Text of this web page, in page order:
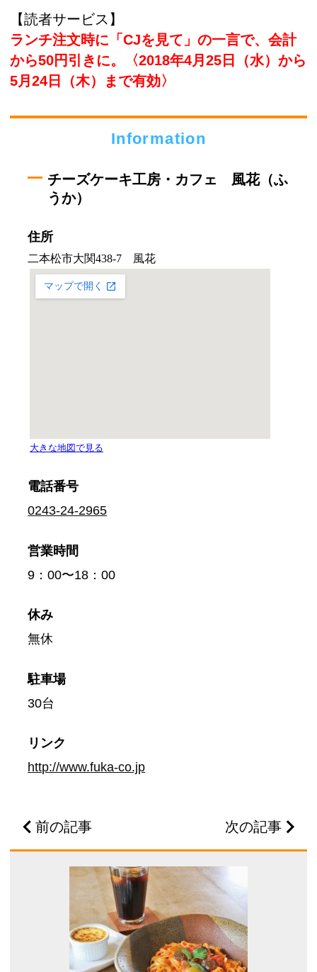
【読者サービス】
ランチ注文時に「CJを見て」の一言で、会計
から50円引きに。〈2018年4月25日（水）から
5月24日（木）まで有効〉
Information
チーズケーキ工房・カフェ 風花（ふ
うか）
住所
電話番号
0243-24-2965
営業時間
9：00〜18：00
休み
無休
駐車場
30台
リンク
http://www.fuka-co.jp
前の記事 次の記事